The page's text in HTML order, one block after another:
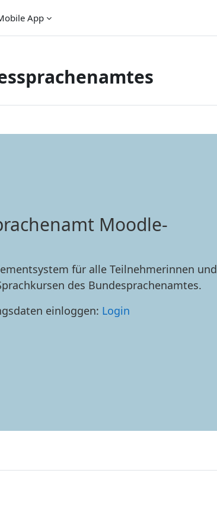
App
Moodle-
für alle Teilnehmerinnen und
des Bundesprachenamtes.
einloggen: Login